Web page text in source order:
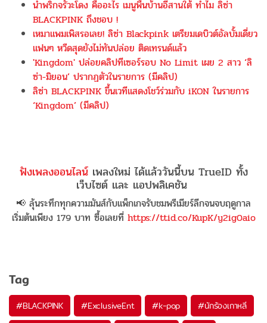
น้ำพริกจรั๊วะโดง คืออะไร เมนูพื้นบ้านอีสานใต้ ทำไม ลิซ่า
BLACKPINK ถึงชอบ !
เหมาแพมเพิสรอเลย! ลิซ่า Blackpink เตรียมเดบิวต์อัลบั้มเดี่ยว
แฟนๆ หวีดสุดยังไม่ทันปล่อย ติดเทรนด์แล้ว
'Kingdom' ปล่อยคลิปทีเซอร์รอบ No Limit เผย 2 สาว ‘ลิ
ซ่า-มิยอน’ ปรากฏตัวในรายการ (มีคลิป)
ลิซ่า BLACKPINK ขึ้นเวทีแสดงโชว์ร่วมกับ iKON ในรายการ
‘Kingdom’ (มีคลิป)
ฟังเพลงออนไลน์เพลงใหม่ ได้แล้ววันนี้บน TrueID ทั้ง
เว็บไซต์ และ แอปพลิเคชัน
📢 ลุ้นระทึกทุกความมันส์กับแพ็กเกจรับชมพรีเมียร์ลีกจนจบฤดูกาล
เริ่มต้นเพียง 179 บาท ซื้อเลยที่ https://ttid.co/KupK/y2ig0aio
Tag
#BLACKPINK #ExclusiveEnt #k-pop #นักร้องเกาหลี